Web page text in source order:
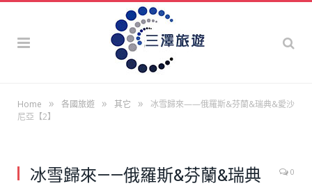
Home » 各國旅遊 » 其它 »
冰雪歸來——俄羅斯&芬蘭&瑞典&愛沙
尼亞【2】
冰雪歸來——俄羅斯&芬蘭&瑞典
0